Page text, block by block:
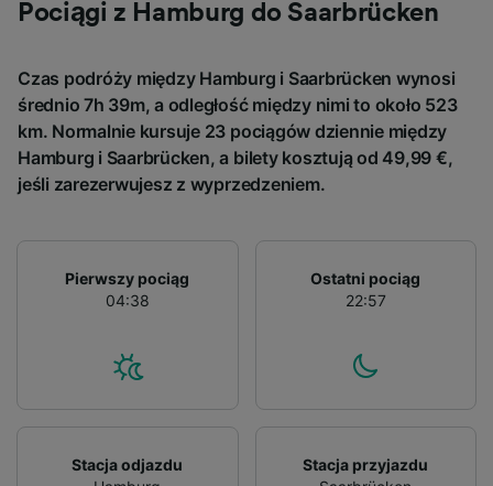
Pociągi z Hamburg do Saarbrücken
Czas podróży między Hamburg i Saarbrücken wynosi
średnio 7h 39m, a odległość między nimi to około 523
km. Normalnie kursuje 23 pociągów dziennie między
Hamburg i Saarbrücken, a bilety kosztują od 49,99 €,
jeśli zarezerwujesz z wyprzedzeniem.
Pierwszy pociąg
04:38
Ostatni pociąg
22:57
Stacja odjazdu
Stacja przyjazdu
device characteristics for identification. Store
and/or access information on a device.
advertising and content measurement,
audience research and services development.
List of Partners